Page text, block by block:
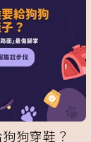
狗穿鞋？